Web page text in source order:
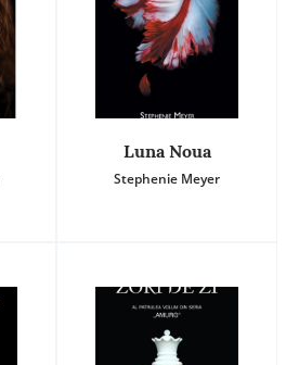
Luna Noua
Stephenie Meyer